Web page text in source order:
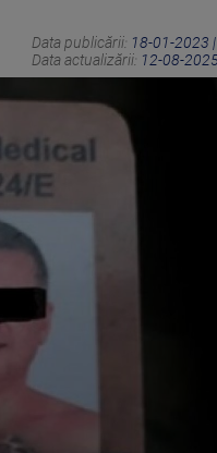
Data publicării: 18-01-2023
Data actualizării: 12-08-